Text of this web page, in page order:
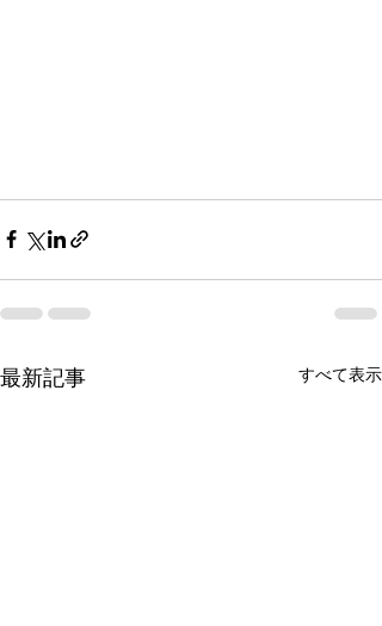
最新記事 すべて表示